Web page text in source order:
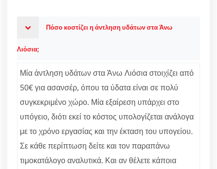
Πόσο κοστίζει η άντληση υδάτων στα Άνω
Λιόσια;
Μία άντληση υδάτων στα Άνω Λιόσια στοιχίζει από
50€ για ασανσέρ, όπου τα ύδατα είναι σε πολύ
συγκεκριμένο χώρο. Μία εξαίρεση υπάρχει στο
υπόγειο, διότι εκεί το κόστος υπολογίζεται ανάλογα
με το χρόνο εργασίας και την έκταση του υπογείου.
Σε κάθε περίπτωση δείτε και τον παραπάνω
τιμοκατάλογο αναλυτικά. Και αν θέλετε κάποια